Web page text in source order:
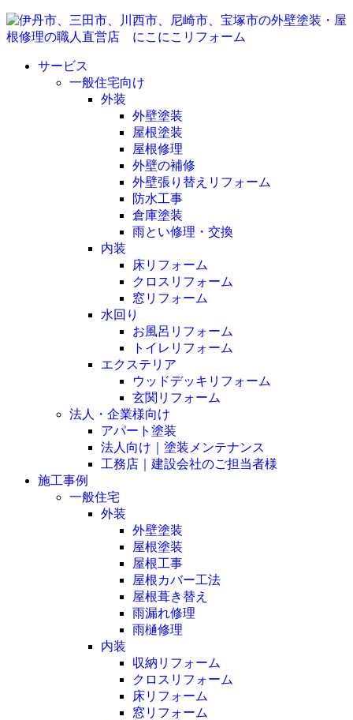
サービス
一般住宅向け
外装
外壁塗装
屋根塗装
屋根修理
外壁の補修
外壁張り替えリフォーム
防水工事
倉庫塗装
雨とい修理・交換
内装
床リフォーム
クロスリフォーム
窓リフォーム
水回り
お風呂リフォーム
トイレリフォーム
エクステリア
ウッドデッキリフォーム
玄関リフォーム
法人・企業様向け
アパート塗装
法人向け｜塗装メンテナンス
工務店｜建設会社のご担当者様
施工事例
一般住宅
外装
外壁塗装
屋根塗装
屋根工事
屋根カバー工法
屋根葺き替え
雨漏れ修理
雨樋修理
内装
収納リフォーム
クロスリフォーム
床リフォーム
窓リフォーム